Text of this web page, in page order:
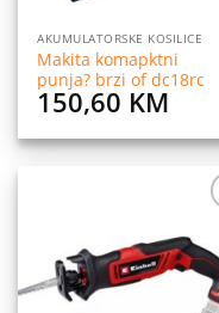
AKUMULATORSKE KOSILICE
Makita komapktni
punja? brzi of dc18rc
150,60 KM